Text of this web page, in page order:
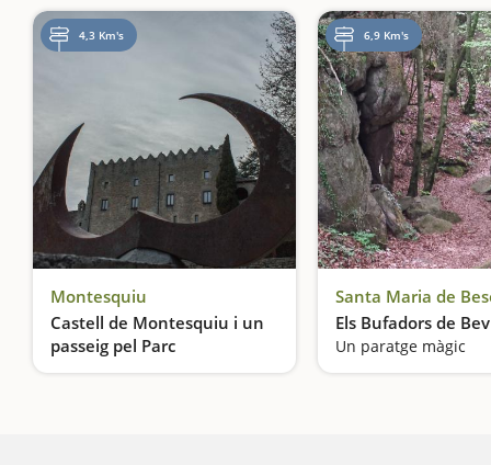
4,3 Km's
Montesquiu
Castell de Montesquiu i un
passeig pel Parc
Una fortificació en un parc
6,9 Km's
Santa Maria de
Els Bufadors de
Un paratge màgic